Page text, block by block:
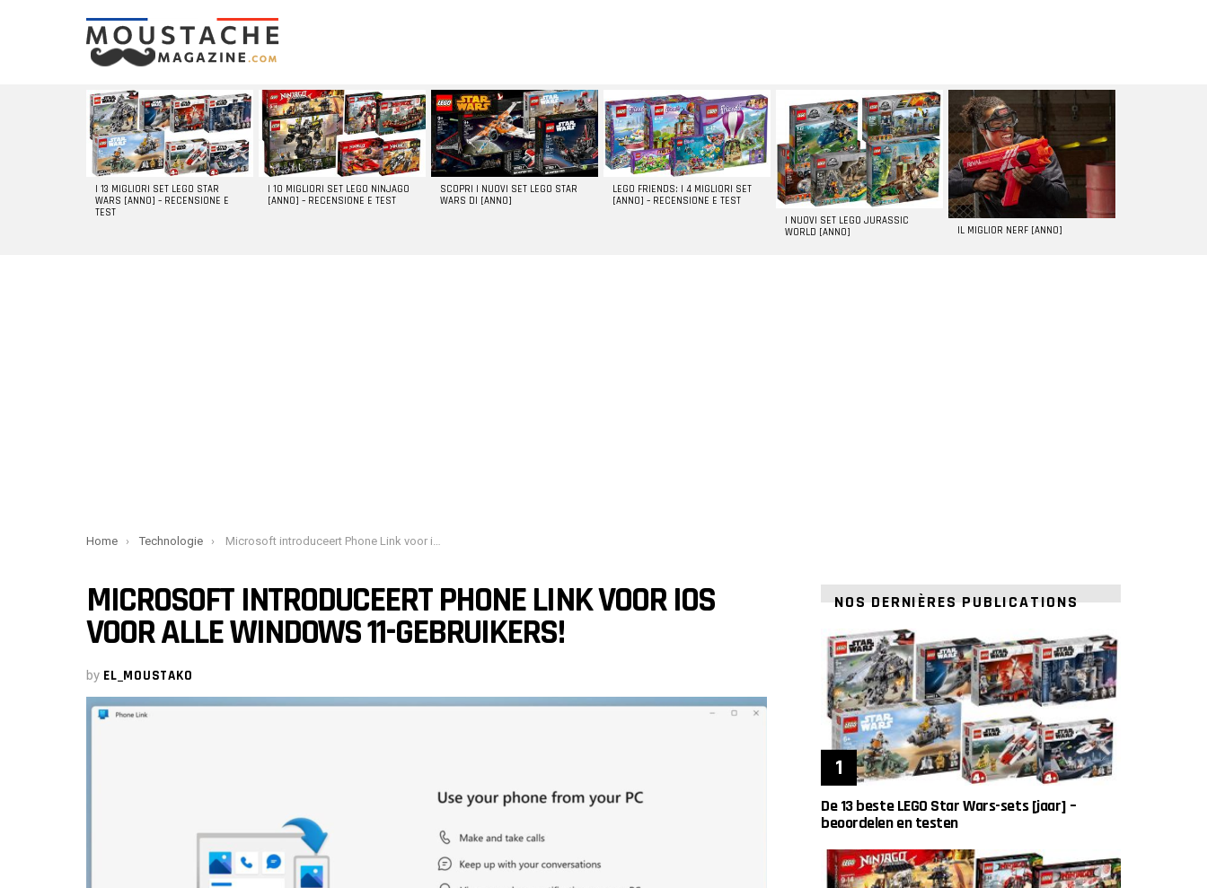
LATEST
STORIES
I 13 MIGLIORI SET LEGO STAR
WARS [ANNO] – RECENSIONE E
TEST
I 10 MIGLIORI SET LEGO NINJAGO
[ANNO] – RECENSIONE E TEST
SCOPRI I NUOVI SET LEGO STAR
WARS DI [ANNO]
LEGO FRIENDS: I 4 MIGLIORI SET
[ANNO] – RECENSIONE E TEST
I NUOVI SET LEGO JURASSIC
WORLD [ANNO]
IL MIGLIOR NERF [ANNO]
You are here:
Home Technologie Microsoft introduceert Phone Link voor iOS voor alle Windows 11-gebruikers!
MICROSOFT INTRODUCEERT PHONE LINK VOOR IOS
VOOR ALLE WINDOWS 11-GEBRUIKERS!
by EL_MOUSTAKO
NOS DERNIÈRES PUBLICATIONS
De 13 beste LEGO Star Wars-sets [jaar] –
beoordelen en testen